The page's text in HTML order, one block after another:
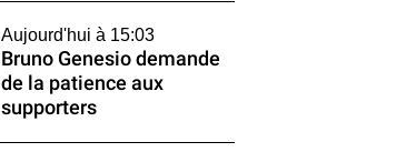
Aujourd'hui à 15:03
Bruno Genesio demande
de la patience aux
supporters